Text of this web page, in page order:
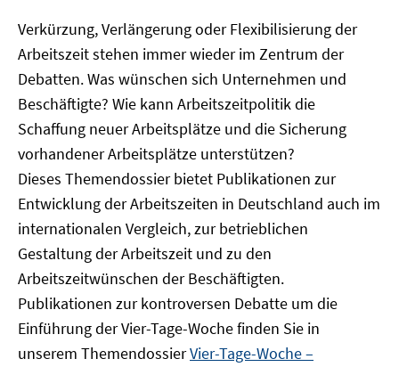
Verkürzung, Verlängerung oder Flexibilisierung der
Arbeitszeit stehen immer wieder im Zentrum der
Debatten. Was wünschen sich Unternehmen und
Beschäftigte? Wie kann Arbeitszeitpolitik die
Schaffung neuer Arbeitsplätze und die Sicherung
vorhandener Arbeitsplätze unterstützen?
Dieses Themendossier bietet Publikationen zur
Entwicklung der Arbeitszeiten in Deutschland auch im
internationalen Vergleich, zur betrieblichen
Gestaltung der Arbeitszeit und zu den
Arbeitszeitwünschen der Beschäftigten.
Publikationen zur kontroversen Debatte um die
Einführung der Vier-Tage-Woche finden Sie in
unserem ThemendossierVier-Tage-Woche –